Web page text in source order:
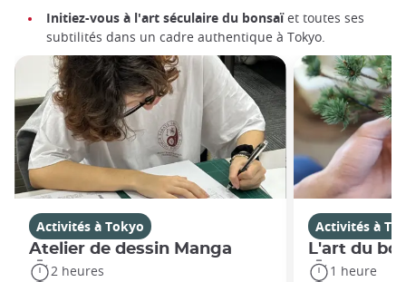
Initiez-vous à l'art séculaire du bonsaïet toutes ses
subtilités dans un cadre authentique à Tokyo.
Activités à Tokyo
Atelier de dessin Manga
2 heures
Activités à
L'art du
1 heure